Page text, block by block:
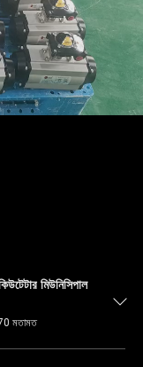
মিউনিসিপাল
মতামত